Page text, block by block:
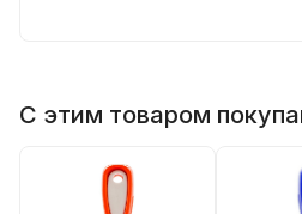
С этим товаром